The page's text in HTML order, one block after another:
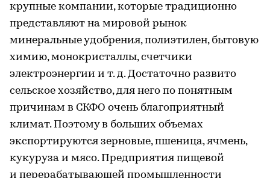
крупные компании, которые традиционно
представляют на мировой рынок
минеральные удобрения, полиэтилен, бытовую
химию, монокристаллы, счетчики
электроэнергии и т. д. Достаточно развито
сельское хозяйство, для него по понятным
причинам в СКФО очень благоприятный
климат. Поэтому в больших объемах
экспортируются зерновые, пшеница, ячмень,
кукуруза и мясо. Предприятия пищевой
и перерабатывающей промышленности